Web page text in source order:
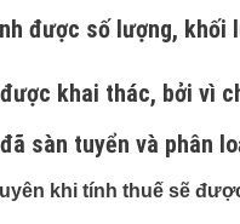
được số lượng, khối
khai thác, bởi vì
sàn tuyển và phân
khi tính thuế sẽ